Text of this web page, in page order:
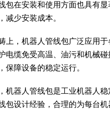
包在安装和使用方面也具有
减少安装成本。
上，机器人管线包广泛应用
电缆免受高温、油污和机械
保障设备的稳定运行。
机器人管线包是工业机器人
包设计经验，合理的为每台